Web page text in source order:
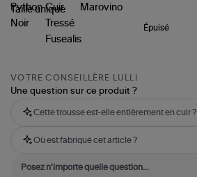
Tailleunique
Épuisé
VOTRE CONSEILLÈRE LULLI
Une question sur ce produit ?
Cette trousse est-elle entièrement en cuir ?
Où est fabriqué cet article ?